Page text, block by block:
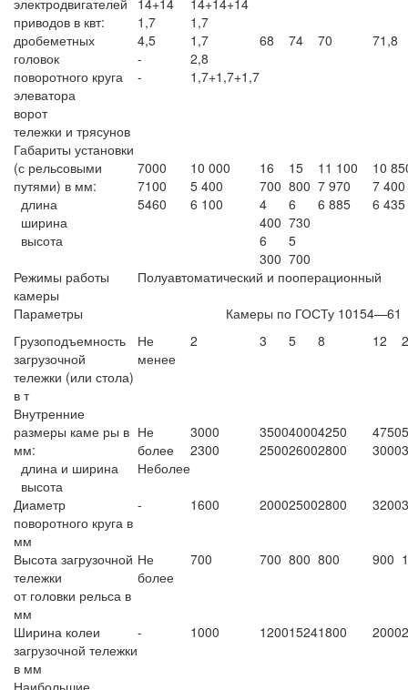
электродвигателей
приводов в квт:
дробеметных
головок
поворотного круга
элеватора
ворот
тележки и трясунов
14+14
1,7
4,5
-
-
14+14+14
1,7
1,7
2,8
1,7+1,7+1,7
68 74 70 71,8
Габариты установки
(с рельсовыми
путями) в мм:
длина
ширина
высота
7000
7100
5460
10 000
5 400
6 100
16
700
4
400
6
300
15
800
6
730
5
700
11 100
7 970
6 885
10
7 400
6 435
Режимы работы
камеры
Полуавтоматический и пооперационный
Параметры
Камеры по ГОСТу 10154—61
Грузоподъемность
загрузочной
тележки (или стола)
в т
Не
менее
2 3 5 8 12
Внутренние
размеры каме ры в
мм:
длина и ширина
высота
Не
более
Неболее
3000
2300
3500
2500
4000
2600
4250
2800
4750
3000
Диаметр
поворотного круга в
мм
- 1600 200025002800 3200
Высота загрузочной
тележки
от головки рельса в
мм
Не
более
700 700 800 800 900
Ширина колеи
загрузочной тележки
в мм
- 1000 120015241800 2000
Наибольшие